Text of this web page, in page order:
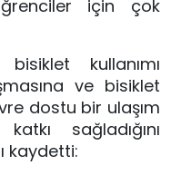
için çok
kullanımı
ve bisiklet
dostu bir ulaşım
sağladığını
kaydetti: